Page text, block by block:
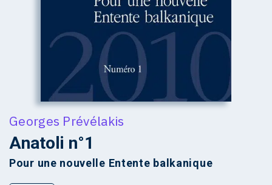
Georges Prévélakis
Anatoli n°1
Pour une nouvelle Entente balkanique